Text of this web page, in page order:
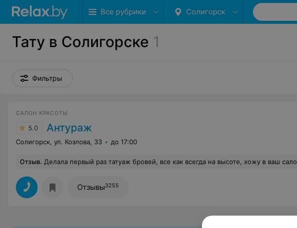
Все рубрики Солигорск
Тату в Солигорске 1
Фильтры
САЛОН КРАСОТЫ
5.0 Антураж
Солигорск, ул. Козлова, 33 до 17:00
Отзыв. Делала первый раз татуаж бровей, все как всегда на высоте, хожу в ваш салон более 10 лет
Отзывы3255